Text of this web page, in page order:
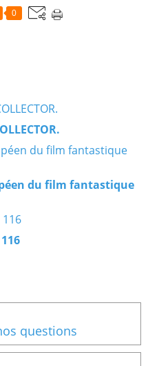
0
du film fantastique
questions